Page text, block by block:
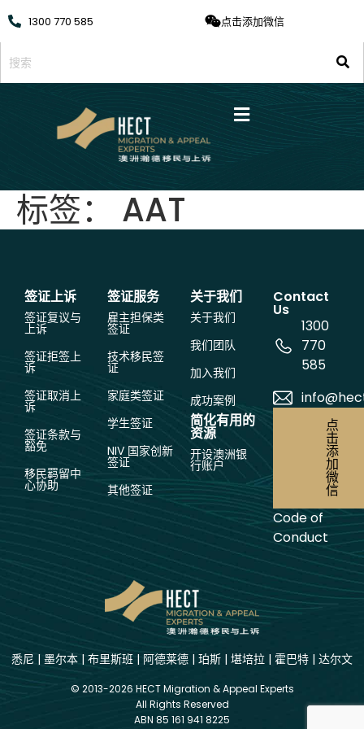
1300 770 585 点击添加微信
标签： AAT
签证上诉
签证复议与
上诉
签证拒签上
诉
签证取消上
诉
签证条款与
豁免
移民羁留中
心协助
签证服务
雇主担保类
签证
技术移民签
证
家庭类签证
学生签证
NIV 国家创新
签证
其他签证
关于我们
关于我们
我们团队
加入我们
成功案例
简化有用的
资源
开设澳洲银
行账户
Contact
Us
1300
770
585
点
击
添
加
微
信
Code of
Conduct
悉尼 | 墨尔本 | 布里斯班 | 阿德莱德 | 珀斯 | 堪培拉 | 霍巴特 | 达尔文
© 2013-2026 HECT Migration & Appeal Experts
All Rights Reserved
ABN 85 161 941 8225